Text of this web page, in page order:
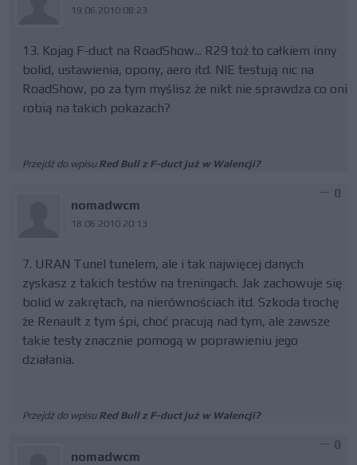
19.06.2010 08:23
13. Kojag F-duct na RoadShow... R29 toż to całkiem inny
bolid, ustawienia, opony, aero itd. NIE testują nic na
RoadShow, po za tym myślisz że nikt nie sprawdza co oni
robią na takich pokazach?
Przejdź do wpisu Red Bull z F-duct już w Walencji?
nomadwcm
18.06.2010 20:13
0
7. URAN Tunel tunelem, ale i tak najwięcej danych
zyskasz z takich testów na treningach. Jak zachowuje się
bolid w zakrętach, na nierównościach itd. Szkoda trochę
że Renault z tym śpi, choć pracują nad tym, ale zawsze
takie testy znacznie pomogą w poprawieniu jego
działania.
Przejdź do wpisu Red Bull z F-duct już w Walencji?
nomadwcm
0